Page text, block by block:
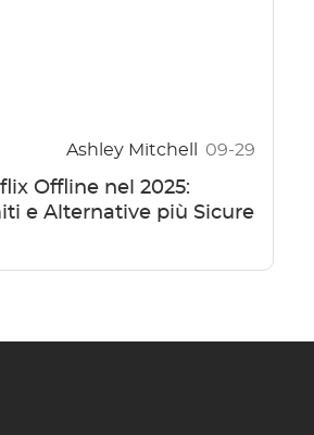
Ashley Mitchell 09-29
Offline nel 2025:
e Alternative più Sicure